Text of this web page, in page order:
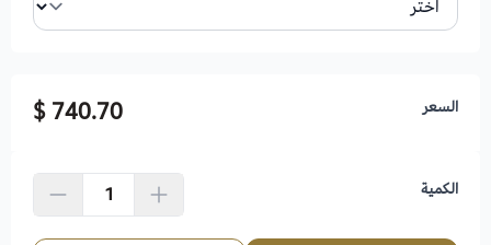
السعر 740.70 $
الكمية